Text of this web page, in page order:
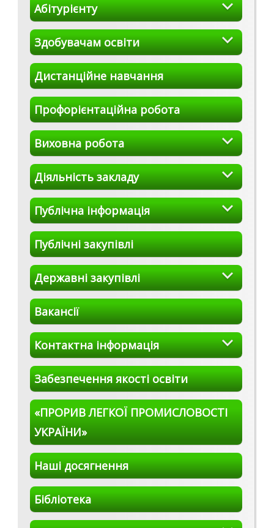
Абітурієнту
Здобувачам освіти
Дистанційне навчання
Профорієнтаційна робота
Виховна робота
Діяльність закладу
Публічна інформація
Публічні закупівлі
Державні закупівлі
Вакансії
Контактна інформація
Забезпечення якості освіти
«ПРОРИВ ЛЕГКОЇ ПРОМИСЛОВОСТІ
УКРАЇНИ»
Наші досягнення
Бібліотека